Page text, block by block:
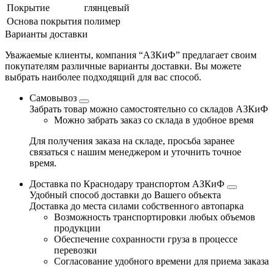
Покрытие
глянцевый
Основа покрытия полимер
Варианты доставки
Уважаемые клиенты, компания “АЗКиФ” предлагает своим
покупателям различные варианты доставки. Вы можете
выбрать наиболее подходящий для вас способ.
Самовывоз
Забрать товар можно самостоятельно со складов АЗКиФ
Можно забрать заказ со склада в удобное время
Для получения заказа на складе, просьба заранее
связаться с нашим менеджером и уточнить точное
время.
Доставка по Краснодару транспортом АЗКиФ
Удобный способ доставки до Вашего объекта
Доставка до места силами собственного автопарка
Возможность транспортировки любых объемов
продукции
Обеспечение сохранности груза в процессе
перевозки
Согласование удобного времени для приема заказа